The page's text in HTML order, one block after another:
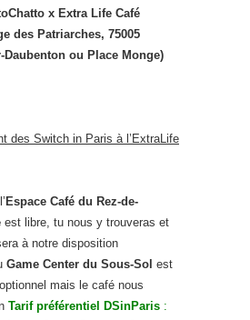
x Extra Life Café
des Patriarches, 75005
Daubenton ou Place Monge)
des Switch in Paris à l’ExtraLife
Espace Café du Rez-de-
est libre, tu nous y trouveras et
à notre disposition
Game Center du Sous-Sol est
mais le café nous
Tarif préférentiel DSinParis :